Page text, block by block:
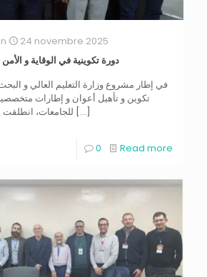
24 novembre 2025
دورة تكوينية في الوقاية و
في إطار مشروع وزارة التعليم العالي و
تكوين و تأهيل أعوان و إطارات
للجامعات، انطلقت […]
0 Read more